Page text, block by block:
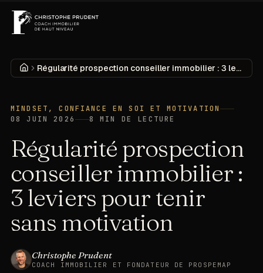
MENU
SUR CETTE PAGE
Accueil Régularité prospection conseiller immobilier : 3 leviers pour tenir sans motivation
MINDSET, CONFIANCE EN SOI ET MOTIVATION
08 JUIN 2026
8 MIN DE LECTURE
Régularité prospection
conseiller immobilier :
3 leviers pour tenir
sans motivation
Christophe Prudent
COACH IMMOBILIER ET FONDATEUR DE PROSPEMAP